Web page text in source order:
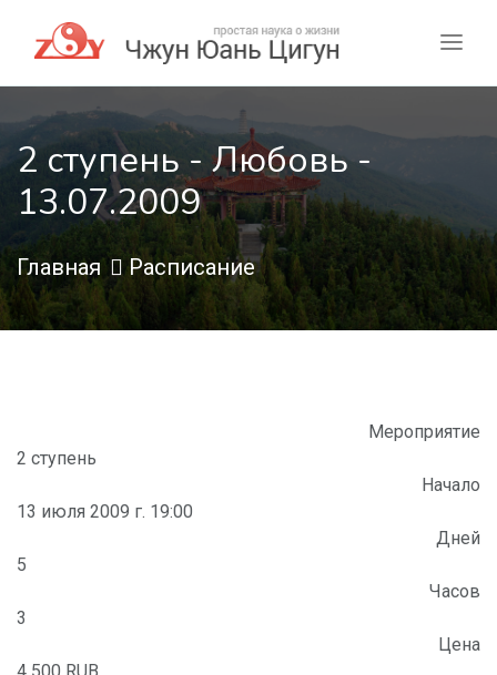
2 ступень - Любовь -
13.07.2009
Главная Расписание
Мероприятие
2 ступень
Начало
13 июля 2009 г. 19:00
Дней
5
Часов
3
Цена